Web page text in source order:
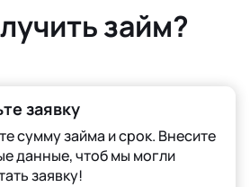
займ?
заявку
сумму займа и срок. Внесите
данные, чтоб мы могли
заявку!